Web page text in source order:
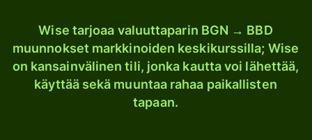
Wise tarjoaa valuuttaparin BGN → BBD
muunnokset markkinoiden keskikurssilla; Wise
on kansainvälinen tili, jonka kautta voi lähettää,
käyttää sekä muuntaa rahaa paikallisten
tapaan.